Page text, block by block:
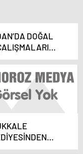
DOĞAL
ELLER